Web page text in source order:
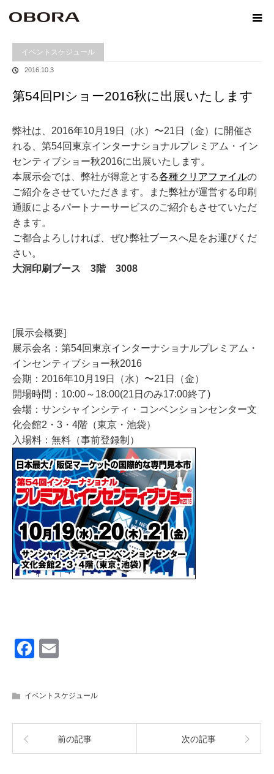
イベントスケジュール
イベントスケジュール
2016.10.3
第54回PIショー2016秋に出展いたします
弊社は、2016年10月19日（水）〜21日（金）に開催さ
れる、第54回東京インターナショナルプレミアム・イン
センティブショー秋2016に出展いたします。
本展示会では、弊社が得意とする各種クリアファイルの
ご紹介をさせていただきます。また弊社が運営する印刷
通販によるパートナーサービスのご紹介もさせていただ
きます。
ご都合よろしければ、ぜひ弊社ブースへ足をお運びくだ
さい。
大洞印刷ブース 3階 3008
[展示会概要]
展示会名：第54回東京インターナショナルプレミアム・
インセンティブショー秋2016
会期：2016年10月19日（水）〜21日（金）
開場時間：10:00～18:00(21日のみ17:00終了)
会場：サンシャインシティ・コンベンションセンター文
化会館2・3・4階（東京・池袋）
入場料：無料（事前登録制）
F
c
b
ail
イベントスケジュール
前の記事 次の記事